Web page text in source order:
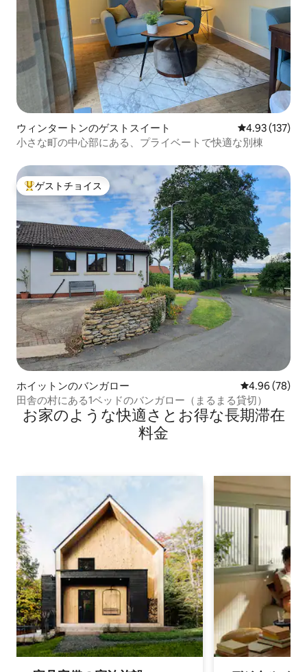
ウィンタートンのゲストスイート レビュー137
4.93 (137)
小さな町の中心部にある、プライベートで快適な別棟
大好評のゲストチョイスです。
ゲストチョイス
ホイットンのバンガロー レビュー78
4.96 (78)
田舎の村にある1ベッドのバンガロー（まるまる貸切）
お家のような快⁠適⁠さ⁠とお⁠得⁠な長⁠期⁠滞⁠在
料⁠金